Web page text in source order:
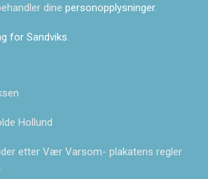
dine personopplysninger.
for Sandviks.
Hollund
etter Vær Varsom- plakatens regler